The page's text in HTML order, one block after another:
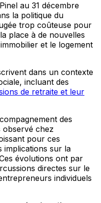
au 31 décembre
la politique du
trop coûteuse pour
place à de nouvelles
et le logement
dans un contexte
incluant des
de retraite et leur
des
observé chez
pour ces
implications sur la
évolutions ont par
directes sur le
individuels